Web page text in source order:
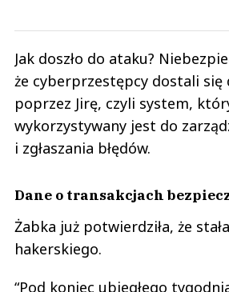
Jak doszło do ataku?
że cyberprzestępcy dostali się
poprzez Jirę, czyli system,
wykorzystywany jest do
i zgłaszania błędów.
Dane o transakcjach
Żabka już potwierdziła, że
hakerskiego.
“Pod koniec ubiegłego